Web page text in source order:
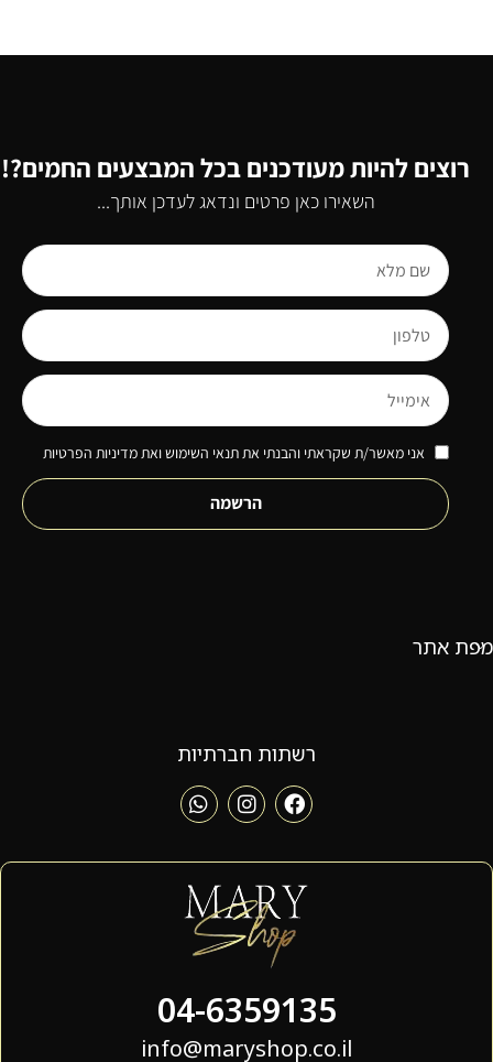
רוצים להיות מעודכנים בכל המבצעים החמים?!
השאירו כאן פרטים ונדאג לעדכן אותך...
אני מאשר/ת שקראתי והבנתי את תנאי השימוש ואת מדיניות הפרטיות
הרשמה
מפת אתר
רשתות חברתיות
04-6359135
info@maryshop.co.il